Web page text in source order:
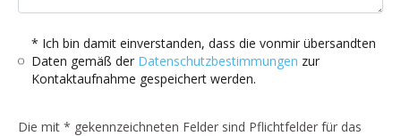
* Ich bin damit einverstanden, dass die vonmir übersandten
Daten gemäß der Datenschutzbestimmungen zur
Kontaktaufnahme gespeichert werden.
Die mit * gekennzeichneten Felder sind Pflichtfelder für das